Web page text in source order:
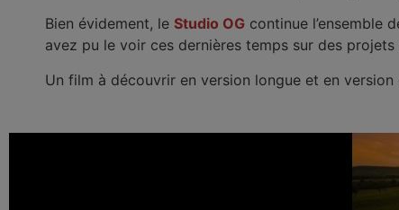
Bien évidement, le Studio OG continue l’ensemble
avez pu le voir ces dernières temps sur des projets
Un film à découvrir en version longue et en